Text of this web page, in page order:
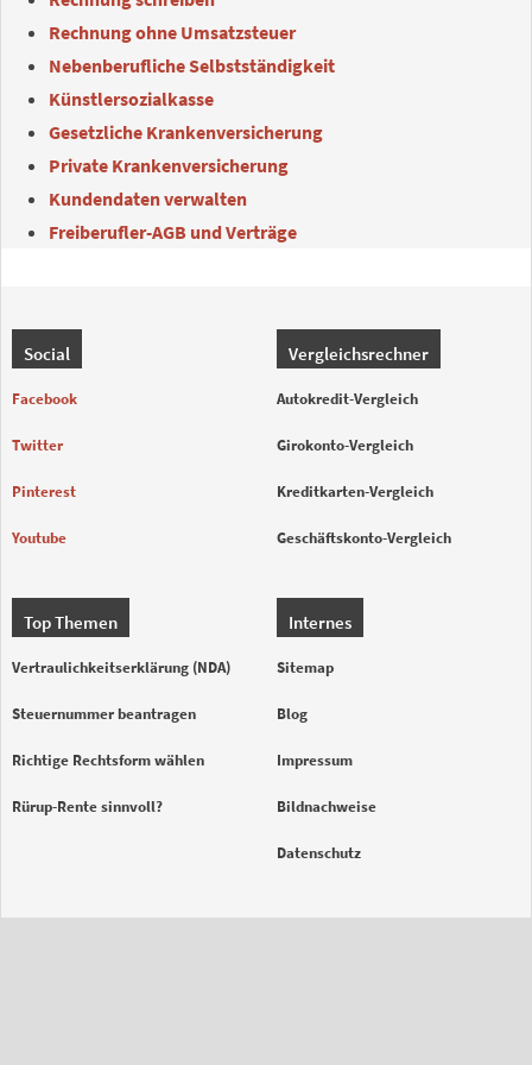
Rechnung ohne Umsatzsteuer
Nebenberufliche Selbstständigkeit
Künstlersozialkasse
Gesetzliche Krankenversicherung
Private Krankenversicherung
Kundendaten verwalten
Freiberufler-AGB und Verträge
Social
Facebook
Twitter
Pinterest
Youtube
Vergleichsrechner
Autokredit-Vergleich
Girokonto-Vergleich
Kreditkarten-Vergleich
Geschäftskonto-Vergleich
Top Themen
Vertraulichkeitserklärung (NDA)
Steuernummer beantragen
Richtige Rechtsform wählen
Rürup-Rente sinnvoll?
Internes
Sitemap
Blog
Impressum
Bildnachweise
Datenschutz